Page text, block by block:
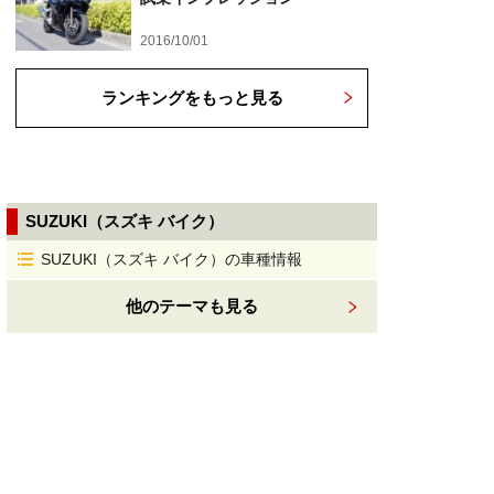
2016/10/01
ランキングをもっと見る
SUZUKI（スズキ バイク）
SUZUKI（スズキ バイク）の車種情報
他のテーマも見る